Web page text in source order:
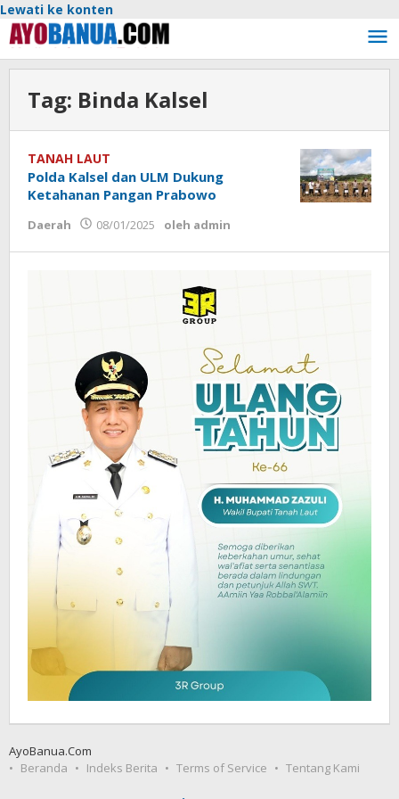
Lewati ke konten
Tag: Binda Kalsel
TANAH LAUT
Polda Kalsel dan ULM Dukung
Ketahanan Pangan Prabowo
Daerah 08/01/2025 oleh admin
AyoBanua.Com
Beranda
Indeks Berita Terms of Service Tentang Kami